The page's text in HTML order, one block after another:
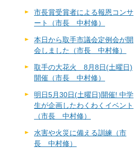
市長賞受賞者による報恩コンサ
ート（市長 中村修）
本日から取手市議会定例会が開
会しました（市長 中村修）
取手の大花火 8月8日(土曜日)
開催（市長 中村修）
明日5月30日(土曜日)開催! 中学
生が企画したわくわくイベント
（市長 中村修）
水害や火災に備える訓練（市
長 中村修）